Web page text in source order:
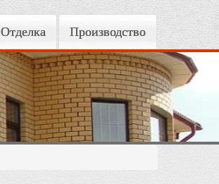
Отделка Производство